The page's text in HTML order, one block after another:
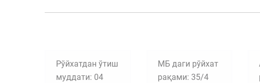
Рўйхатдан ўтиш
муддати: 04
МБ даги рўйхат
рақами: 35/4